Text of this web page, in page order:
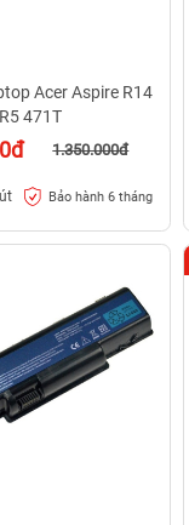
Acer Aspire R14
R5 471T
1.350.000đ
Bảo hành 6 tháng